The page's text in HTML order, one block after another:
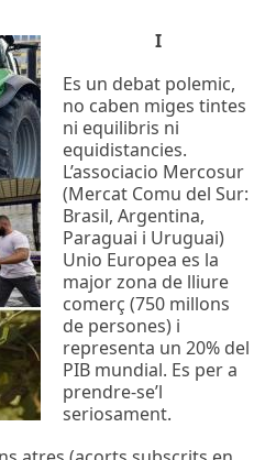
I
Es un debat polemic,
no caben miges tintes
ni equilibris ni
equidistancies.
L’associacio Mercosur
(Mercat Comu del Sur:
Brasil, Argentina,
Paraguai i Uruguai)
Unio Europea es la
major zona de lliure
comerç (750 millons
de persones) i
representa un 20% del
PIB mundial. Es per a
prendre-se’l
seriosament.